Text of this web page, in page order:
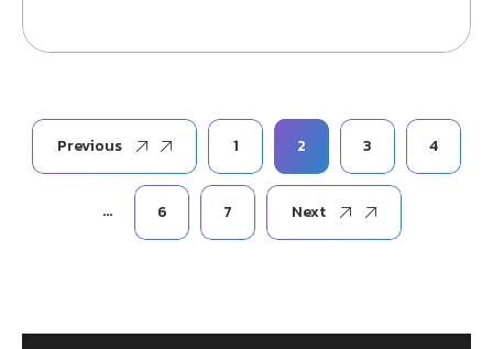
Previous 1 2 3 4
… 6 7 Next